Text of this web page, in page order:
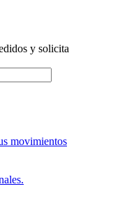
y solicita
movimientos